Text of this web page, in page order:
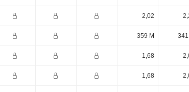
2,02
359 M 341
1,68
1,68